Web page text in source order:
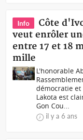
Info
Côte
veut enrôler
entre 17 et 18
mille
L'honorable
démocratie et
Lakota est
Gon Cou...
il y a 6 ans